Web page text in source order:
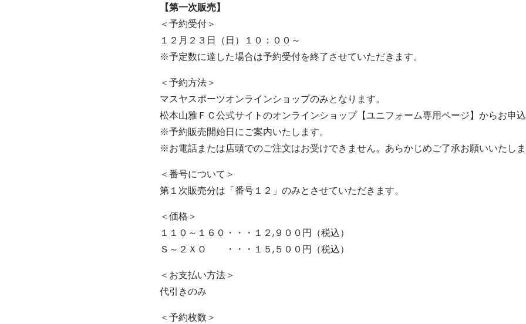
【第一次販売】
＜予約受付＞
１２月２３日（日）１０：００～
※予定数に達した場合は予約受付を終了させていただきます。
＜予約方法＞
マスヤスポーツオンラインショップのみとなります。
松本山雅ＦＣ公式サイトのオンラインショップ【ユニフォーム専用ページ】からお申込
※予約販売開始日にご案内いたします。
※お電話または店頭でのご注文はお受けできません。あらかじめご了承お願いいたしま
＜番号について＞
第１次販売分は「番号１２」のみとさせていただきます。
＜価格＞
１１０～１６０・・・１２,９００円（税込）
Ｓ～２ＸＯ ・・・１５,５００円（税込）
＜お支払い方法＞
代引きのみ
＜予約枚数＞